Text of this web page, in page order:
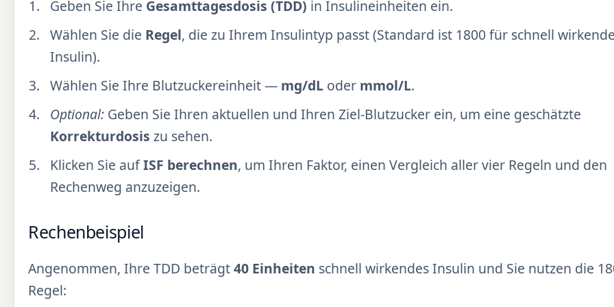
Geben Sie Ihre Gesamttagesdosis (TDD) in Insulineinheiten ein.
Wählen Sie die Regel, die zu Ihrem Insulintyp passt (Standard ist 1800 für schnell
Insulin).
Wählen Sie Ihre Blutzuckereinheit — mg/dL oder mmol/L.
Optional: Geben Sie Ihren aktuellen und Ihren Ziel-Blutzucker ein, um eine geschätzte
Korrekturdosis zu sehen.
Klicken Sie aufISF berechnen, um Ihren Faktor, einen Vergleich aller vier Regeln und den
Rechenweg anzuzeigen.
Rechenbeispiel
Angenommen, Ihre TDD beträgt40 Einheiten schnell wirkendes Insulin und Sie nutzen die
Regel: